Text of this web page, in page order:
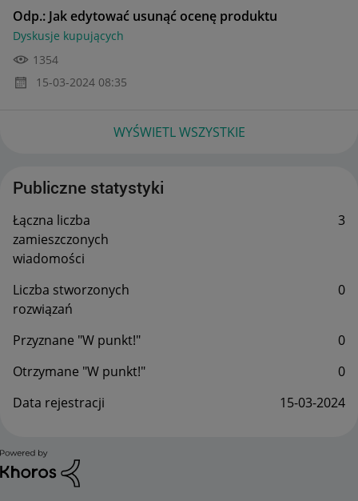
Odp.: Jak edytować usunąć ocenę produktu
Dyskusje kupujących
1354
‎15-03-2024 08:35
WYŚWIETL WSZYSTKIE
Publiczne statystyki
Łączna liczba
zamieszczonych
wiadomości
3
Liczba stworzonych
rozwiązań
0
Przyznane "W punkt!"
0
Otrzymane "W punkt!"
0
Data rejestracji
‎15-03-2024